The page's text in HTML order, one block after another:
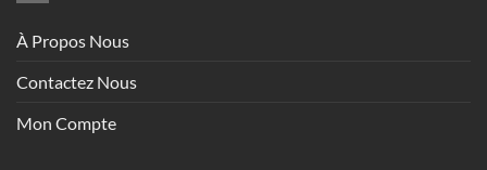
À Propos Nous
Contactez Nous
Mon Compte